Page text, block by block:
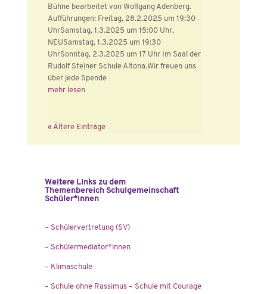
Bühne bearbeitet von Wolfgang Adenberg.
Aufführungen: Freitag, 28.2.2025 um 19:30
UhrSamstag, 1.3.2025 um 15:00 Uhr,
NEUSamstag, 1.3.2025 um 19:30
UhrSonntag, 2.3.2025 um 17 Uhr Im Saal der
Rudolf Steiner Schule Altona.Wir freuen uns
über jede Spende
mehr lesen
« Ältere Einträge
Weitere Links zu dem
Themenbereich Schulgemeinschaft
Schüler*innen
– Schülervertretung (SV)
– Schülermediator*innen
– Klimaschule
– Schule ohne Rassimus – Schule mit Courage